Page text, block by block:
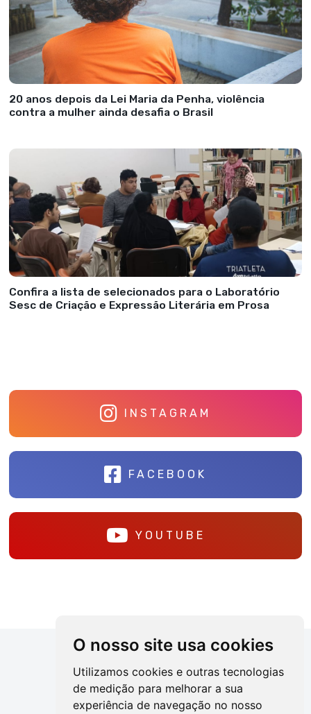
O nosso site usa cookies
Utilizamos cookies e outras tecnologias
de medição para melhorar a sua
experiência de navegação no nosso
20 anos depois da Lei Maria da Penha, violência
contra a mulher ainda desafia o Brasil
Confira a lista de selecionados para o Laboratório
Sesc de Criação e Expressão Literária em Prosa
INSTAGRAM
FACEBOOK
YOUTUBE